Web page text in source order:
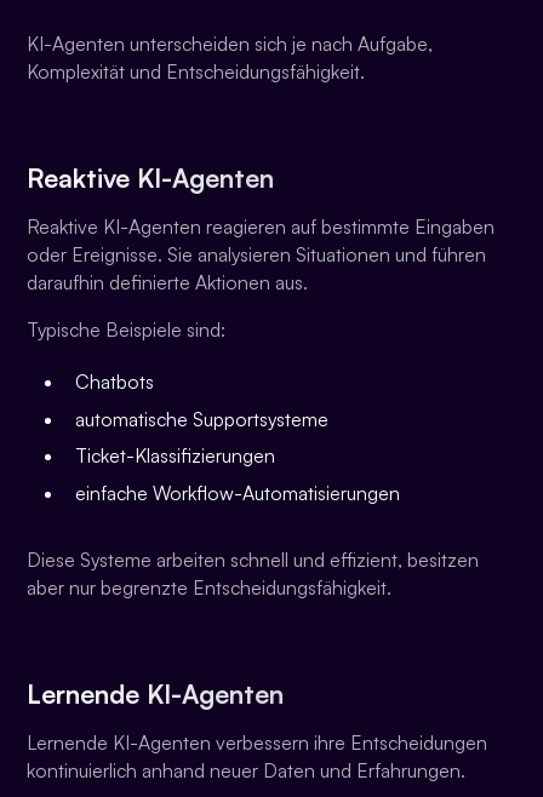
KI-Agenten unterscheiden sich je nach Aufgabe,
Komplexität und Entscheidungsfähigkeit.
Reaktive KI-Agenten
Reaktive KI-Agenten reagieren auf bestimmte Eingaben
oder Ereignisse. Sie analysieren Situationen und führen
daraufhin definierte Aktionen aus.
Typische Beispiele sind:
Chatbots
automatische Supportsysteme
Ticket-Klassifizierungen
einfache Workflow-Automatisierungen
Diese Systeme arbeiten schnell und effizient, besitzen
aber nur begrenzte Entscheidungsfähigkeit.
Lernende KI-Agenten
Lernende KI-Agenten verbessern ihre Entscheidungen
kontinuierlich anhand neuer Daten und Erfahrungen.